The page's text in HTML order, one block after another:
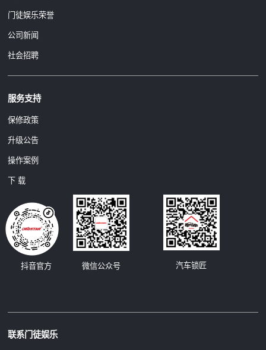
门徒娱乐荣誉
公司新闻
社会招聘
服务支持
保修政策
升级公告
操作案例
下 载
微信公众号
抖音官方 汽车锁匠
联系门徒娱乐